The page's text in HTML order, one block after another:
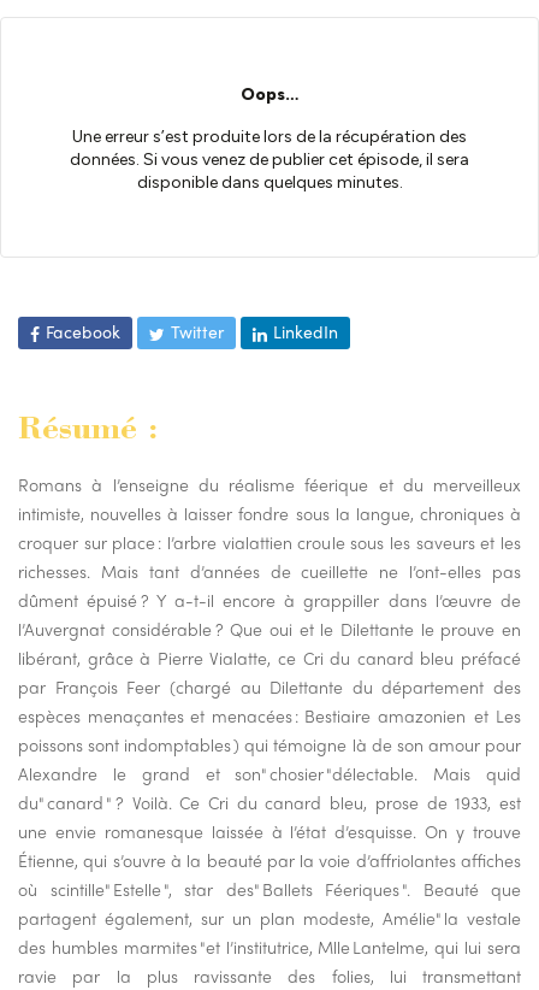
Facebook Twitter LinkedIn
Résumé :
Romans à l’enseigne du réalisme féerique et du merveilleux
intimiste, nouvelles à laisser fondre sous la langue, chroniques à
croquer sur place : l’arbre vialattien croule sous les saveurs et les
richesses. Mais tant d’années de cueillette ne l’ont-elles pas
dûment épuisé ? Y a-t-il encore à grappiller dans l’œuvre de
l’Auvergnat considérable ? Que oui et le Dilettante le prouve en
libérant, grâce à Pierre Vialatte, ce Cri du canard bleu préfacé
par François Feer (chargé au Dilettante du département des
espèces menaçantes et menacées : Bestiaire amazonien et Les
poissons sont indomptables ) qui témoigne là de son amour pour
Alexandre le grand et son" chosier "délectable. Mais quid
du" canard " ? Voilà. Ce Cri du canard bleu, prose de 1933, est
une envie romanesque laissée à l’état d’esquisse. On y trouve
Étienne, qui s’ouvre à la beauté par la voie d’affriolantes affiches
où scintille" Estelle ", star des" Ballets Féeriques ". Beauté que
partagent également, sur un plan modeste, Amélie" la vestale
des humbles marmites "et l’institutrice, Mlle Lantelme, qui lui sera
ravie par la plus ravissante des folies, lui transmettant